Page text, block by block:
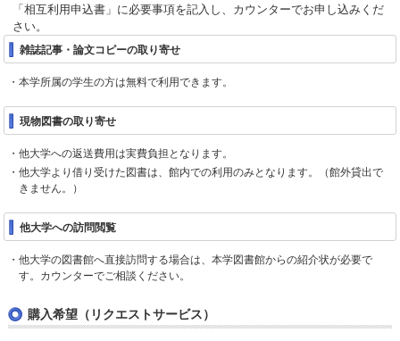
「相互利用申込書」に必要事項を記入し、カウンターでお申し込みくだ
さい。
雑誌記事・論文コピーの取り寄せ
本学所属の学生の方は無料で利用できます。
現物図書の取り寄せ
他大学への返送費用は実費負担となります。
他大学より借り受けた図書は、館内での利用のみとなります。（館外貸出で
きません。）
他大学への訪問閲覧
他大学の図書館へ直接訪問する場合は、本学図書館からの紹介状が必要で
す。カウンターでご相談ください。
購入希望（リクエストサービス）